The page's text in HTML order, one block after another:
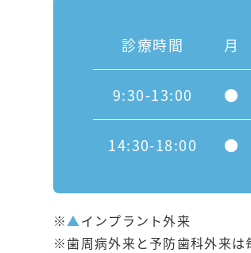
診療時間 月
9:30-13:00 ●
14:30-18:00 ●
※▲インプラント外来
※歯周病外来と予防歯科外来は